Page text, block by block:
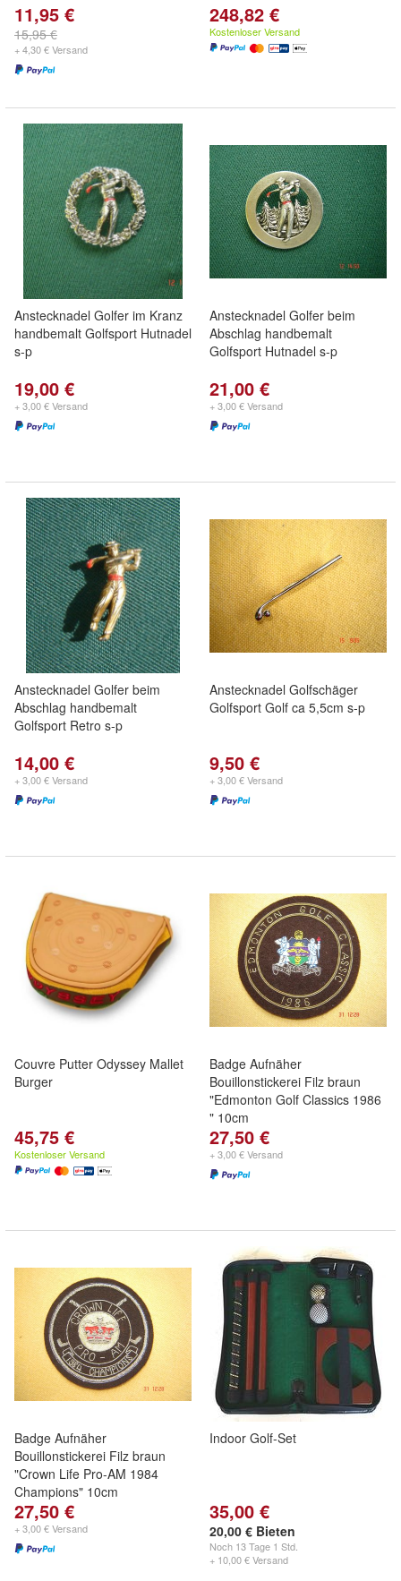
11,95 €
15,95 €
+ 4,30 € Versand
248,82 €
Kostenloser Versand
Anstecknadel Golfer im Kranz
handbemalt Golfsport Hutnadel
s-p
19,00 €
+ 3,00 € Versand
Anstecknadel Golfer beim
Abschlag handbemalt
Golfsport Hutnadel s-p
21,00 €
+ 3,00 € Versand
Anstecknadel Golfer beim
Abschlag handbemalt
Golfsport Retro s-p
14,00 €
+ 3,00 € Versand
Anstecknadel Golfschäger
Golfsport Golf ca 5,5cm s-p
9,50 €
+ 3,00 € Versand
Couvre Putter Odyssey Mallet
Burger
45,75 €
Kostenloser Versand
Badge Aufnäher
Bouillonstickerei Filz braun
"Edmonton Golf Classics 1986
" 10cm
27,50 €
+ 3,00 € Versand
Badge Aufnäher
Bouillonstickerei Filz braun
"Crown Life Pro-AM 1984
Champions" 10cm
27,50 €
+ 3,00 € Versand
Indoor Golf-Set
35,00 €
20,00 € Bieten
Noch 13 Tage 1 Std.
+ 10,00 € Versand